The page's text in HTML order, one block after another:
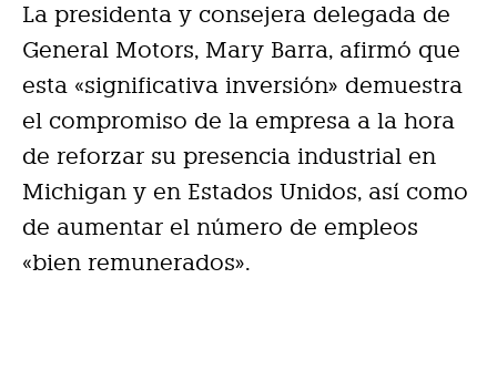
La presidenta y consejera delegada de
General Motors, Mary Barra, afirmó que
esta «significativa inversión» demuestra
el compromiso de la empresa a la hora
de reforzar su presencia industrial en
Michigan y en Estados Unidos, así como
de aumentar el número de empleos
«bien remunerados».